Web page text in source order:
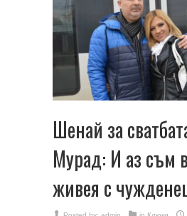
Шенай за
Мурад: И аз съм
живея с